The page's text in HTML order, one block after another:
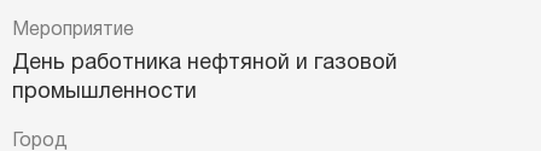
Мероприятие
День работника нефтяной и газовой
промышленности
Город